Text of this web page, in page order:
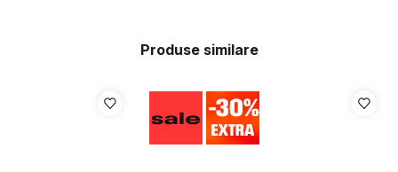
Produse similare